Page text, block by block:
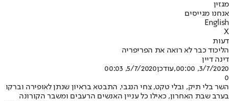
מגזין
אנחנו מגייסים
English
X
דעות
הליכוד כבר לא רואה את הפריפריה
דינה דיין
3/7/2020, 00:00
,עודכן5/7/2020, 00:03
0
השר בלי תיק, ובלי טקט, צחי הנגבי, התבטא בראיון שנתן לאופירה וברקו
בערב שבת האחרון, כאילו כל עניין האנשים הרעבים ומשבר הקורונה